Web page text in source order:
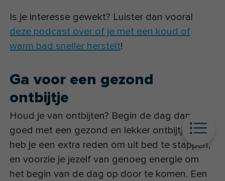
Is je interesse gewekt? Luister dan vooral
deze podcast over of je met een koud of
warm bad sneller herstelt!
Ga voor een gezond
ontbijtje
Houd je van ontbijten? Begin de dag dan
goed met een gezond en lekker ontbijtje. Zo
heb je een extra reden om uit bed te stappen,
en voorzie je jezelf van genoeg energie om
het begin van de dag op door te komen. Een